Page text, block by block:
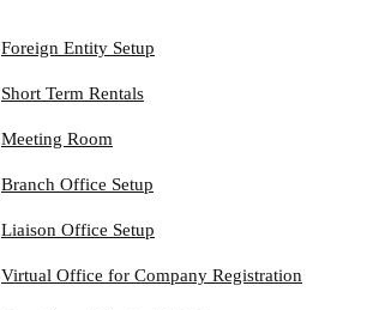
Foreign Entity Setup
Short Term Rentals
Meeting Room
Branch Office Setup
Liaison Office Setup
Virtual Office for Company Registration